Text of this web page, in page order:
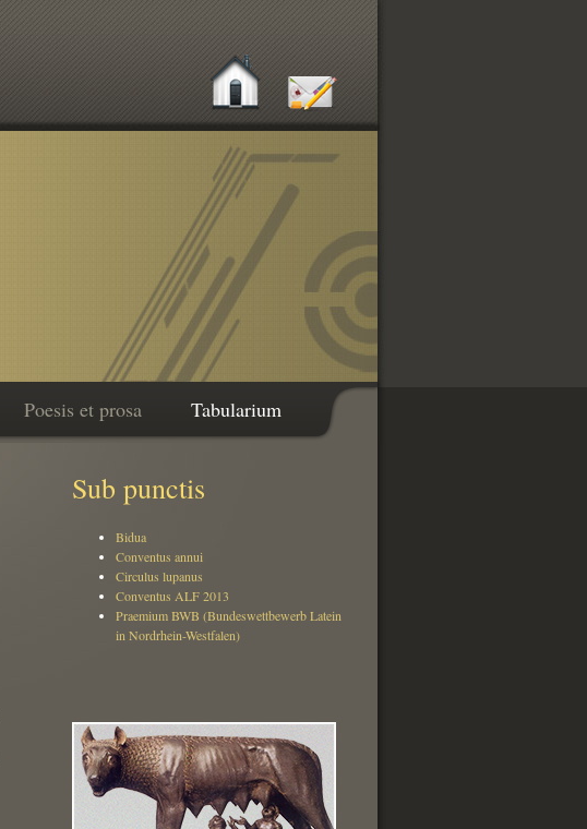
Poesis et prosa Tabularium
Sub punctis
Bidua
Conventus annui
Circulus lupanus
Conventus ALF 2013
Praemium BWB (Bundeswettbewerb Latein
in Nordrhein-Westfalen)